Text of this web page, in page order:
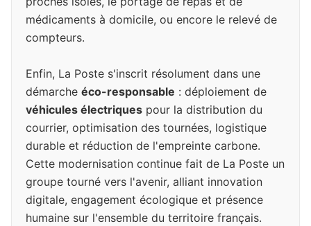
médicaments à domicile, ou encore le relevé de
compteurs.
Enfin, La Poste s'inscrit résolument dans une
démarche éco-responsable : déploiement de
véhicules électriques pour la distribution du
courrier, optimisation des tournées, logistique
durable et réduction de l'empreinte carbone.
Cette modernisation continue fait de La Poste un
groupe tourné vers l'avenir, alliant innovation
digitale, engagement écologique et présence
humaine sur l'ensemble du territoire français.